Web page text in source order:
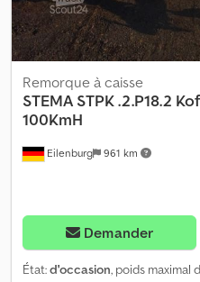
Eilenburg 961 km
Remorque à caisse
STEMA STPK .2.P18.2
100KmH
Demander
État:d'occasion, poids maximal